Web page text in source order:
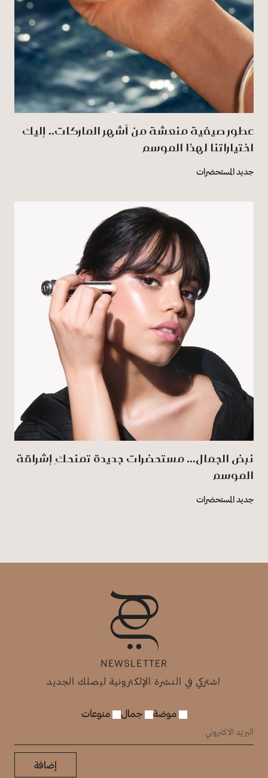
عطور صيفية منعشة من أشهر الماركات.. إليك
اختياراتنا لهذا الموسم
جديد المستحضرات
نبض الجمال... مستحضرات جديدة تمنحكِ إشراقة
الموسم
جديد المستحضرات
NEWSLETTER
اشتركي في النشرة الإلكترونية ليصلك الجديد
موضة جمال منوعات
إضافة